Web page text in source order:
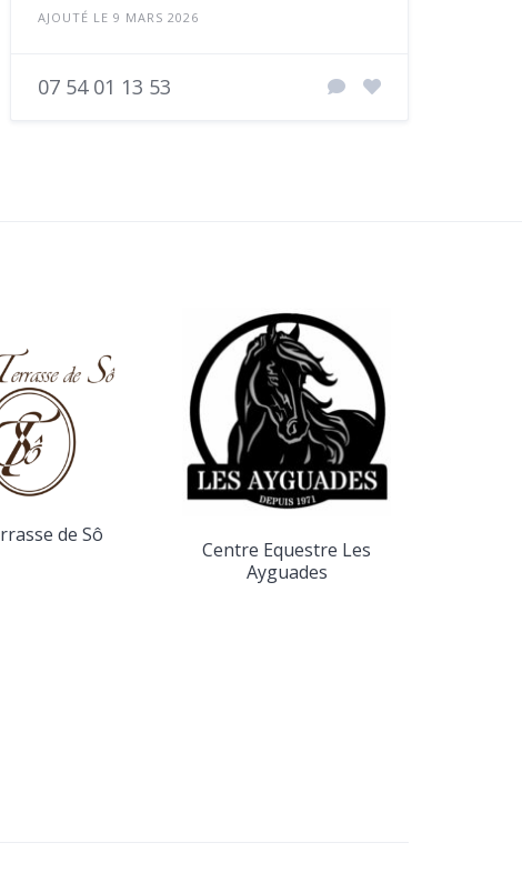
AJOUTÉ LE 9 MARS 2026
07 54 01 13 53
de Sô
Centre Equestre Les
Ayguades